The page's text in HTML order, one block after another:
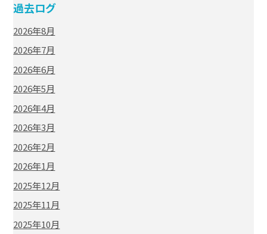
過去ログ
2026年8月
2026年7月
2026年6月
2026年5月
2026年4月
2026年3月
2026年2月
2026年1月
2025年12月
2025年11月
2025年10月